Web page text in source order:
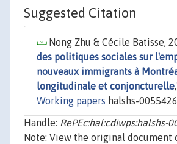
Suggested Citation
Nong Zhu & Cécile Batisse,
des politiques sociales sur
nouveaux immigrants à
longitudinale et conjoncturelle
Working papers halshs-
Handle: RePEc:hal:cdiwps:halshs-
Note: View the original document